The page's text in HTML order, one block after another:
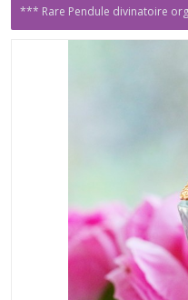
*** Rare Pendule divinatoire